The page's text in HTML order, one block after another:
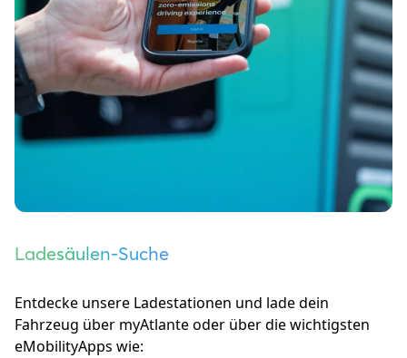
Ladesäulen-Suche
Entdecke unsere Ladestationen und lade dein
Fahrzeug über myAtlante oder über die wichtigsten
eMobilityApps wie: